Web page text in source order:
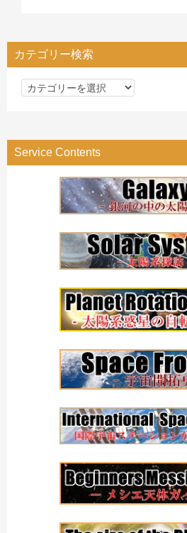
カテゴリー検索
カ
リ
ー
Service Contents